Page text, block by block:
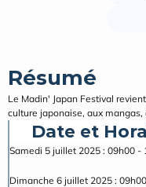
Résumé
Le Madin' Japan Festival
culture japonaise, aux
Date et
Samedi 5 juillet 2025 : 09h00 -
Dimanche 6 juillet 2025 :